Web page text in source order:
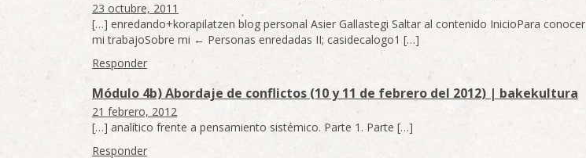
23 octubre, 2011
[…] enredando+korapilatzen blog personal Asier Gallastegi Saltar al contenido InicioPara conocer
mi trabajoSobre mi ← Personas enredadas II; casidecalogo1 […]
Responder
Módulo 4b) Abordaje de conflictos (10 y 11 de febrero del 2012) | bakekultura
21 febrero, 2012
[…] analítico frente a pensamiento sistémico. Parte 1. Parte […]
Responder